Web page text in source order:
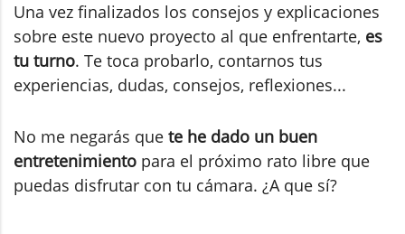
Una vez finalizados los consejos y explicaciones
sobre este nuevo proyecto al que enfrentarte, es
tu turno. Te toca probarlo, contarnos tus
experiencias, dudas, consejos, reflexiones...
No me negarás que te he dado un buen
entretenimiento para el próximo rato libre que
puedas disfrutar con tu cámara. ¿A que sí?